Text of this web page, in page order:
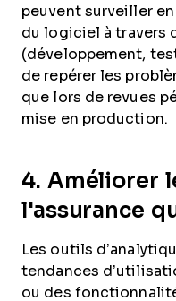
peuvent surveiller
du logiciel à travers
(développement,
de repérer les
que lors de revues
mise en production.
4. Améliorer
l'assurance
Les outils
tendances
ou des